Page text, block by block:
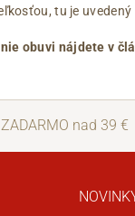
tu je
obuvi nájdete v
ZADARMO nad 39 €